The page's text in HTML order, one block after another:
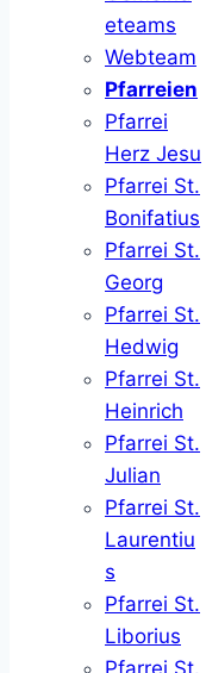
eteams
Webteam
Pfarreien
Pfarrei
Herz Jesu
Pfarrei St.
Bonifatius
Pfarrei St.
Georg
Pfarrei St.
Hedwig
Pfarrei St.
Heinrich
Pfarrei St.
Julian
Pfarrei St.
Laurentiu
s
Pfarrei St.
Liborius
Pfarrei St.